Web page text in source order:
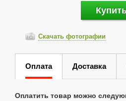
Скачать фотографии
Оплата Доставка
Оплатить товар можно